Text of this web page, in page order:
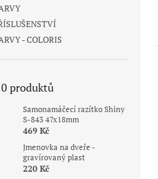
- COLORIS
produktů
Samonamáčecí razítko Shiny
S-843 47x18mm
469 Kč
Jmenovka na dveře -
gravírovaný plast
220 Kč